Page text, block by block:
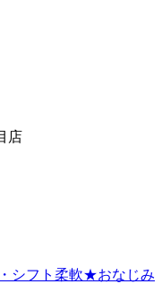
店
シフト柔軟★おなじみ